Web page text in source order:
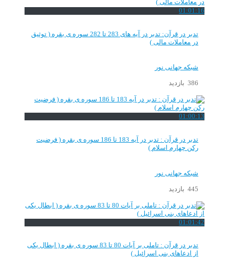
01:01:16
تدبر در قرآن: تدبر در آیه های 283 تا 282 سوره ی بقره ( توثیق
در معاملات مالی )
شبکه جهانی نور
386 بازدید
01:00:13
تدبر در قرآن : تدبر در آیه 183 تا 186 سوره ی بقره ( فرضیت
رکن چهارم اسلام )
شبکه جهانی نور
445 بازدید
01:01:42
تدبر در قرآن : تاملی بر آیات 80 تا 83 سوره ی بقره ( ابطال یکی
از ادعاهای بنی اسرائیل )